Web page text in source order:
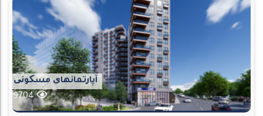
آپارتمانهای مسکونی
9704